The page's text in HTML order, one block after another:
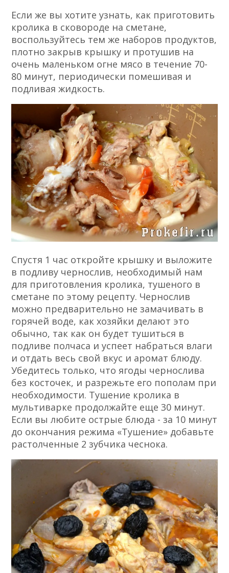
Если же вы хотите узнать, как приготовить
кролика в сковороде на сметане,
воспользуйтесь тем же наборов продуктов,
плотно закрыв крышку и протушив на
очень маленьком огне мясо в течение 70-
80 минут, периодически помешивая и
подливая жидкость.
Спустя 1 час откройте крышку и выложите
в подливу чернослив, необходимый нам
для приготовления кролика, тушеного в
сметане по этому рецепту. Чернослив
можно предварительно не замачивать в
горячей воде, как хозяйки делают это
обычно, так как он будет тушиться в
подливе полчаса и успеет набраться влаги
и отдать весь свой вкус и аромат блюду.
Убедитесь только, что ягоды чернослива
без косточек, и разрежьте его пополам при
необходимости. Тушение кролика в
мультиварке продолжайте еще 30 минут.
Если вы любите острые блюда - за 10 минут
до окончания режима «Тушение» добавьте
растолченные 2 зубчика чеснока.